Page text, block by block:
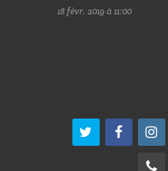
18 févr. 2019 à 11:00